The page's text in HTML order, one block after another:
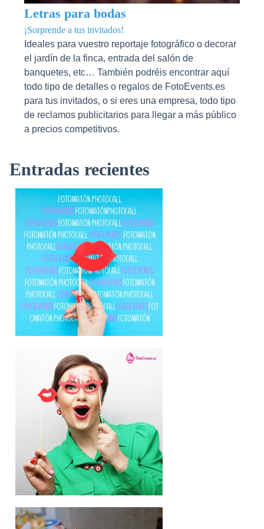
Letras para bodas
¡Sorprende a tus invitados!
Ideales para vuestro reportaje fotográfico o decorar
el jardín de la finca, entrada del salón de
banquetes, etc… También podréis encontrar aquí
todo tipo de detalles o regalos de FotoEvents.es
para tus invitados, o si eres una empresa, todo tipo
de reclamos publicitarios para llegar a más público
a precios competitivos.
Entradas recientes